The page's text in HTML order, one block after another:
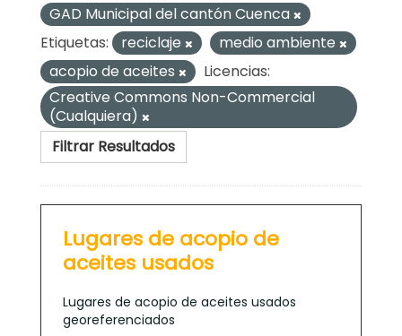
GAD Municipal del cantón Cuenca
Etiquetas:
reciclaje
medio ambiente
acopio de aceites
Licencias:
Creative Commons Non-Commercial
(Cualquiera)
Filtrar Resultados
Lugares de acopio de
aceites usados
Lugares de acopio de aceites usados
georeferenciados